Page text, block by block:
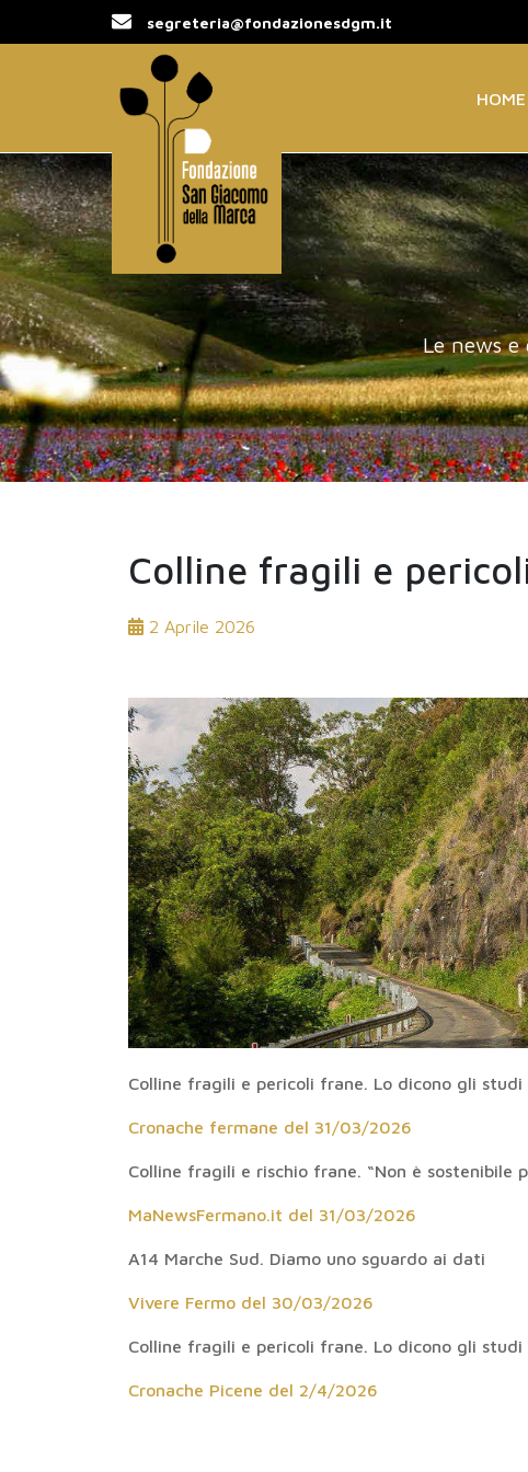
segreteria@fondazionesdgm.it
HOME
Le news
Colline fragili e
2 Aprile 2026
Colline fragili e pericoli frane. Lo dicono gli studi
Cronache fermane del 31/03/2026
Colline fragili e rischio frane. “Non è sostenibile
MaNewsFermano.it del 31/03/2026
A14 Marche Sud. Diamo uno sguardo ai dati
Vivere Fermo del 30/03/2026
Colline fragili e pericoli frane. Lo dicono gli studi
Cronache Picene del 2/4/2026